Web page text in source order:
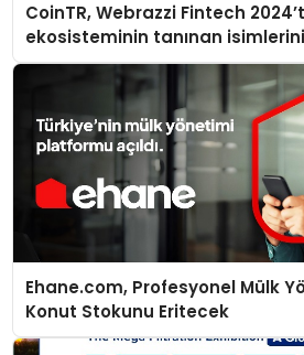
CoinTR, Webrazzi Fintech
ekosisteminin tanınan
Ehane.com, Profesyonel Mülk
Konut Stokunu Eritecek